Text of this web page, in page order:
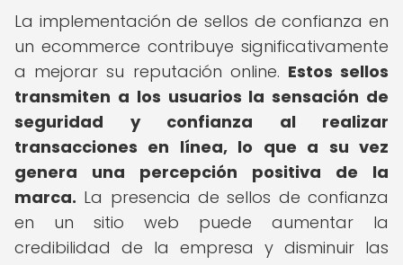
La implementación de sellos de confianza en
un ecommerce contribuye significativamente
a mejorar su reputación online. Estos sellos
transmiten a los usuarios la sensación de
seguridad y confianza al realizar
transacciones en línea, lo que a su vez
genera una percepción positiva de la
marca. La presencia de sellos de confianza
en un sitio web puede aumentar la
credibilidad de la empresa y disminuir las